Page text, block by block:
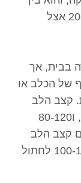
15-30 אצל כלבים (תלוי בגודל) ובין 20-30 אצל
בבית, אך
של הכלב או
קצב הלב
הממוצע לכלב הוא 110-120 לכלב צעיר, ו80-120
קצב הלב
הממוצע הוא 130-140 לחתול צעיר, ו100-120 לחתול